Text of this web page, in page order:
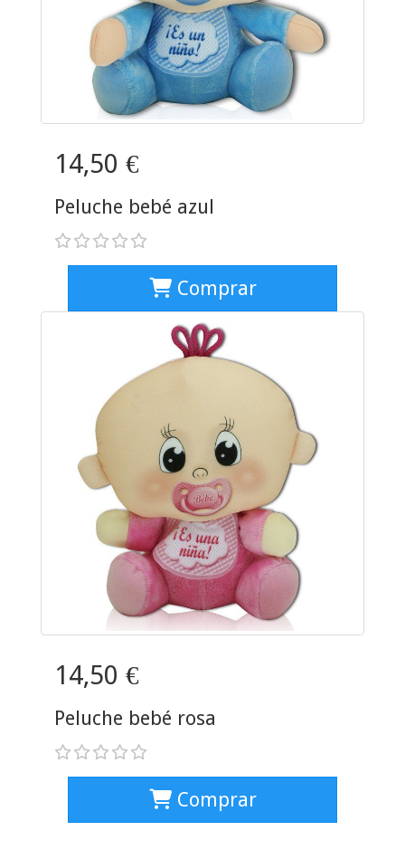
14,50 €
Peluche bebé azul
Comprar
14,50 €
Peluche bebé rosa
Comprar